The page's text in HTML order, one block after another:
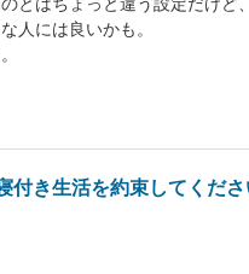
人には良いかも。
付き生活を約束してくだ